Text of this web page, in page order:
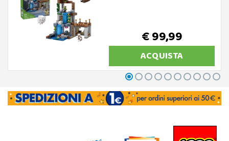
€ 99,99
ACQUISTA